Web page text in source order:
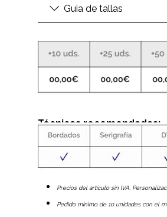
Guia de tallas
Técnicas recomendadas:
Precios del artículo sin IVA.
Pedido mínimo de 10 unidades con el